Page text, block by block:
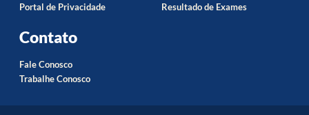
Portal de Privacidade
Resultado de Exames
Contato
Fale Conosco
Trabalhe Conosco